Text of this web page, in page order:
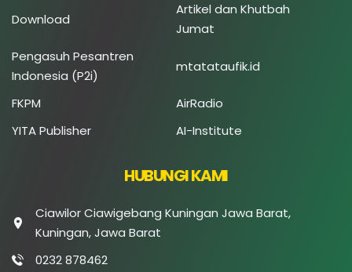
Download
Artikel dan Khutbah
Jumat
Pengasuh Pesantren
Indonesia (P2i)
mtatataufik.id
FKPM
AirRadio
YITA Publisher
AI-Institute
HUBUNGI KAMI
Ciawilor Ciawigebang Kuningan Jawa Barat,
Kuningan, Jawa Barat
0232 878462